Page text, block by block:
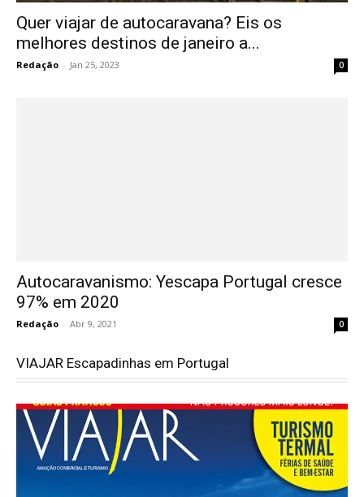
Quer viajar de autocaravana? Eis os
melhores destinos de janeiro a...
Redação - Jan 25, 2023 0
Autocaravanismo: Yescapa Portugal cresce
97% em 2020
Redação - Abr 9, 2021 0
VIAJAR Escapadinhas em Portugal